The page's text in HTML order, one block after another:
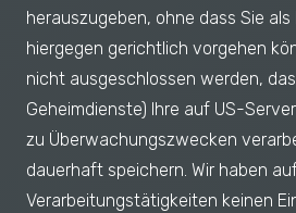
herauszugeben, ohne dass Sie
hiergegen gerichtlich vorgehen
nicht ausgeschlossen werden,
Geheimdienste) Ihre auf US-
zu Überwachungszwecken
dauerhaft speichern. Wir haben
Verarbeitungstätigkeiten keinen